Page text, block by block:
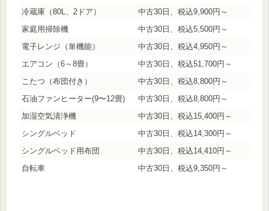
冷蔵庫（80L、2ドア）
中古30日、税込9,900円～
家庭用掃除機
中古30日、税込5,500円～
電子レンジ（単機能）
中古30日、税込4,950円～
エアコン（6～8畳）
中古30日、税込51,700円～
こたつ（布団付き）
中古30日、税込8,800円～
石油ファンヒーター(9〜12畳)
中古30日、税込8,800円～
加湿空気清浄機
中古30日、税込15,400円～
シングルベッド
中古30日、税込14,300円～
シングルベッド用布団
中古30日、税込14,410円～
自転車
中古30日、税込9,350円～